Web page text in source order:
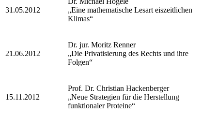
31.05.2012
„Eine mathematische Lesart eiszeitlichen
Klimas“
21.06.2012
Dr. jur. Moritz Renner
„Die Privatisierung des Rechts und ihre
Folgen“
15.11.2012
Prof. Dr. Christian Hackenberger
„Neue Strategien für die Herstellung
funktionaler Proteine“